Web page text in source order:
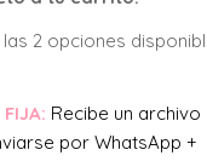
las 2 opciones
Recibe un
por WhatsApp +